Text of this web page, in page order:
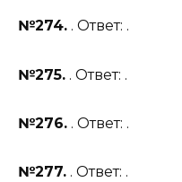
№274. . Ответ: .
№275. . Ответ: .
№276. . Ответ: .
№277. . Ответ: .